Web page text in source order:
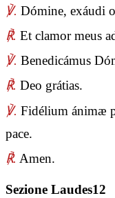
℣. Dómine, exáudi
℟. Et clamor meus
℣. Benedicámus
℟. Deo grátias.
℣. Fidélium ánimæ
pace.
℟. Amen.
Sezione Laudes12